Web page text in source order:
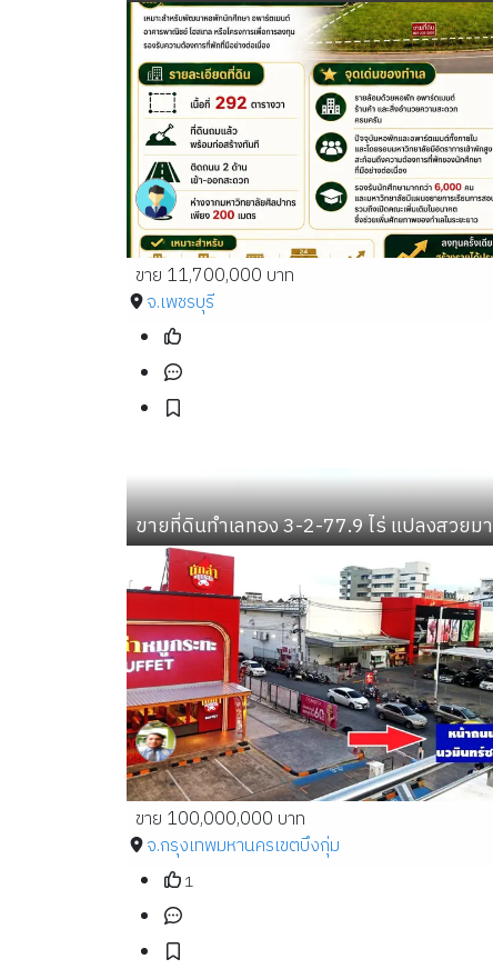
ขาย 11,700,000 บาท
จ.เพชรบุรี
ขายที่ดินทำเลทอง 3-2-77.9 ไร่ แปลงสวย
ขาย 100,000,000 บาท
จ.กรุงเทพมหานครเขตบึงกุ่ม
1